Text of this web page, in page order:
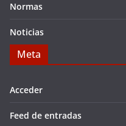
Normas
Noticias
Meta
Acceder
Feed de entradas